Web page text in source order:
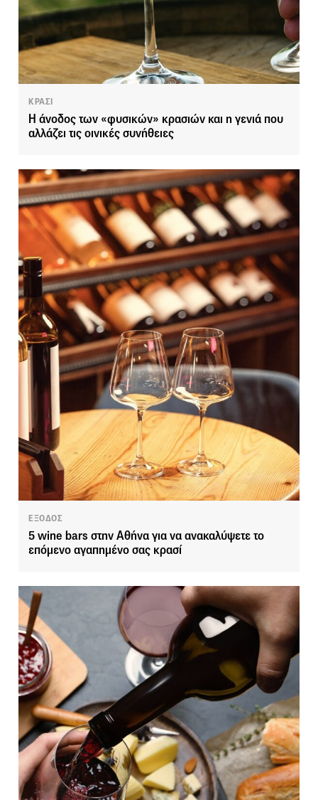
ΚΡΑΣΙ
Η άνοδος των «φυσικών» κρασιών και η γενιά που
αλλάζει τις οινικές συνήθειες
ΕΞΟΔΟΣ
5 wine bars στην Αθήνα για να ανακαλύψετε το
επόμενο αγαπημένο σας κρασί